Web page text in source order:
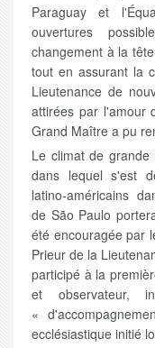
Paraguay et
ouvertures
changement à la
tout en assurant la
Lieutenance de
attirées par l'amour
Grand Maître a pu
Le climat de grande
dans lequel s'est
latino-américains
de São Paulo
été encouragée par
Prieur de la
participé à la
et observateur,
«
ecclésiastique initié